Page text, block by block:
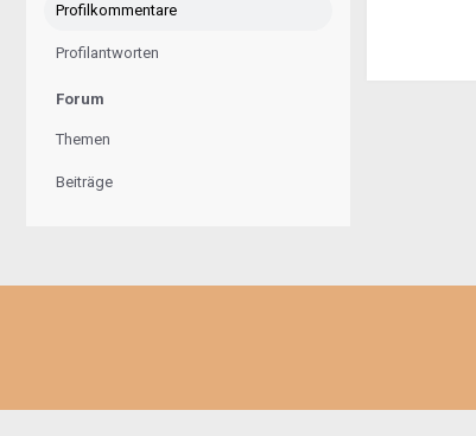
Profilkommentare
Profilantworten
Forum
Themen
Beiträge